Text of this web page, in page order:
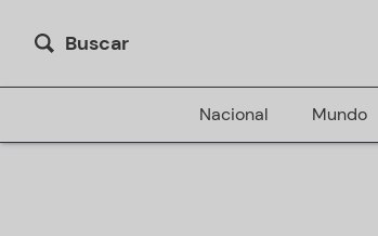
Buscar
Nacional Mundo